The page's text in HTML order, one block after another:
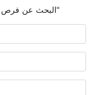
"البحث عن فرص جديدة لتوليد الإيرادات"